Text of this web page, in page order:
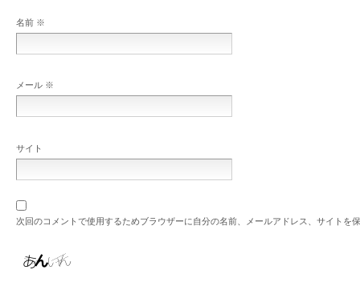
名前 ※
メール ※
サイト
次回のコメントで使用するためブラウザーに自分の名前、メールアドレス、サイトを